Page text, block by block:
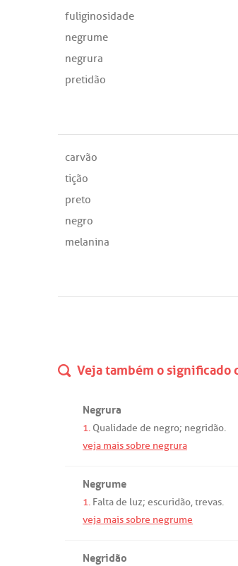
fuliginosidade
negrume
negrura
pretidão
carvão
tição
preto
negro
melanina
Veja também o significado
Negrura
1. Qualidade de negro; negridão.
veja mais sobre negrura
Negrume
1. Faltade luz; escuridão,trevas.
veja mais sobre negrume
Negridão